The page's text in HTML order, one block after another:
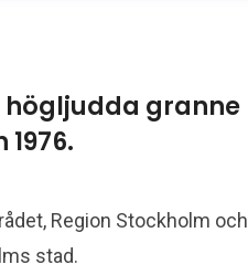
granne
Region Stockholm och
stad.